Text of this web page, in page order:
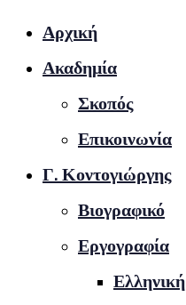
Αρχική
Ακαδημία
Σκοπός
Επικοινωνία
Γ. Κοντογιώργης
Βιογραφικό
Εργογραφία
Ελληνική